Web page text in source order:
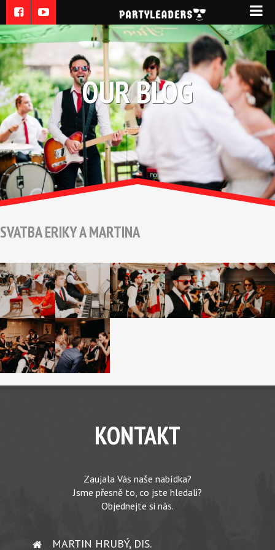
OUR BLOG
SVATBA ERIKY A MARTINA
KONTAKT
Zaujala Vás naše nabídka?
Jsme přesně to, co jste hledali?
Objednejte si nás.
MARTIN HRUBÝ, DIS.